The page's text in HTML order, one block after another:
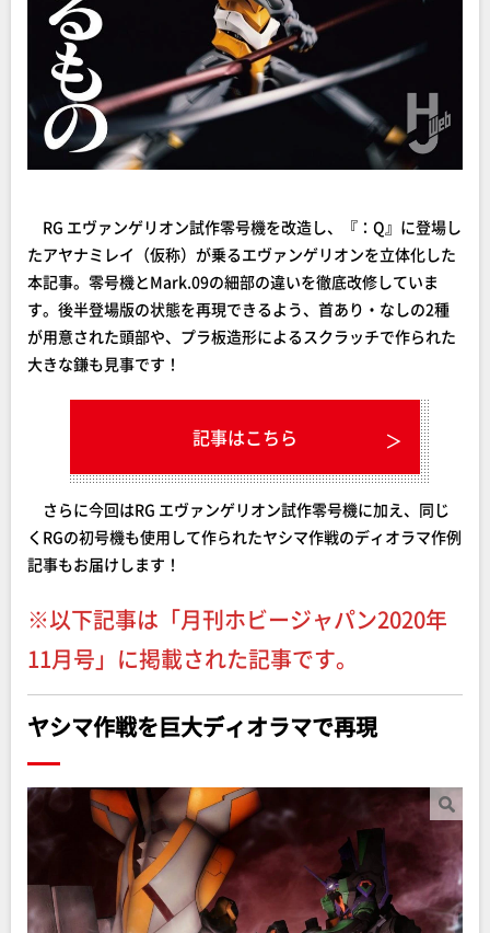
RG エヴァンゲリオン試作零号機を改造し、『：Q』に登場し
たアヤナミレイ（仮称）が乗るエヴァンゲリオンを立体化した
本記事。零号機とMark.09の細部の違いを徹底改修していま
す。後半登場版の状態を再現できるよう、首あり・なしの2種
が用意された頭部や、プラ板造形によるスクラッチで作られた
大きな鎌も見事です！
記事はこちら
さらに今回はRG エヴァンゲリオン試作零号機に加え、同じ
くRGの初号機も使用して作られたヤシマ作戦のディオラマ作例
記事もお届けします！
※以下記事は「月刊ホビージャパン2020年
11月号」に掲載された記事です。
ヤシマ作戦を巨大ディオラマで再現